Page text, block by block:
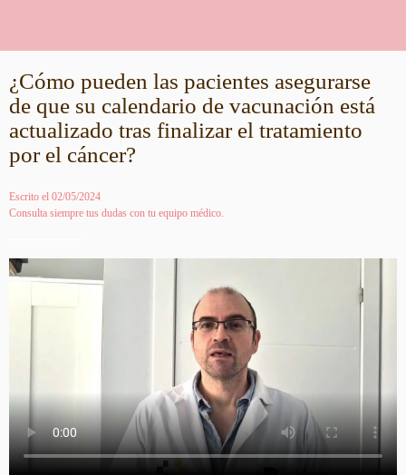
¿Cómo pueden las pacientes asegurarse
de que su calendario de vacunación está
actualizado tras finalizar el tratamiento
por el cáncer?
Escrito el 02/05/2024
Consulta siempre tus dudas con tu equipo médico.